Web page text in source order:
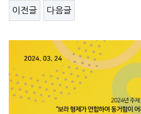
이전글 다음글
본문